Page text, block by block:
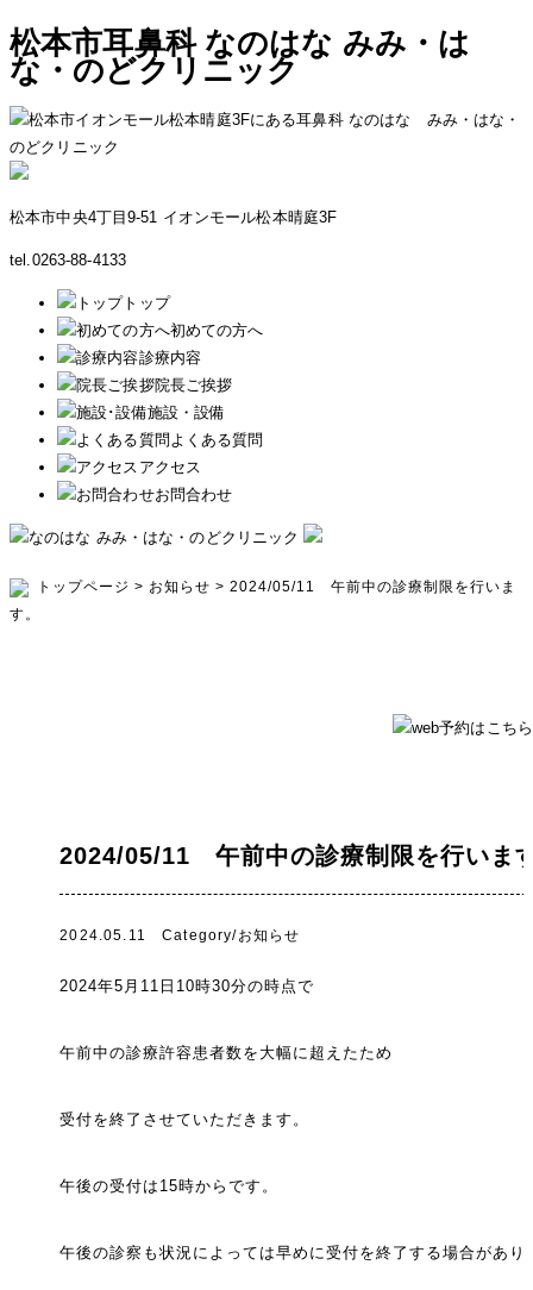
松本市耳鼻科 なのはな みみ・は
な・のどクリニック
松本市中央4丁目9-51 イオンモール松本晴庭3F
tel.0263-88-4133
トップ
初めての方へ
診療内容
院長ご挨拶
施設・設備
よくある質問
アクセス
お問合わせ
トップページ > お知らせ > 2024/05/11 午前中の診療制限を行いま
す。
2024/05/11 午前中の診療制限を行いま
2024.05.11 Category/お知らせ
2024年5月11日 10時30分の時点で
午前中の診療許容患者数を大幅に超えたため
受付を終了させていただきます。
午後の受付は 15時からです。
午後の診察も状況によっては早めに受付を終了する場合があり